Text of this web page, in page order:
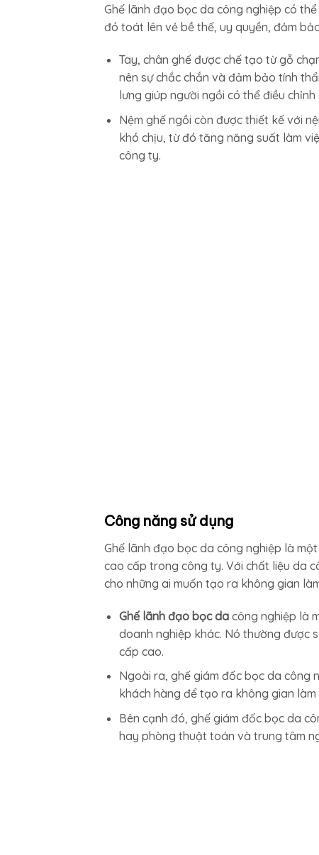
Ghế lãnh đạo bọc da công nghiệp có
đó toát lên vẻ bề thế, uy quyền, đảm
Tay, chân ghế được chế tạo từ gỗ
nên sự chắc chắn và đảm bảo tính
lưng giúp người ngồi có thể điều
Nệm ghế ngồi còn được thiết kế với
khó chịu, từ đó tăng năng suất làm
công ty.
Công năng sử dụng
Ghế lãnh đạo bọc da công nghiệp là
cao cấp trong công ty. Với chất liệu da
cho những ai muốn tạo ra không gian
Ghế lãnh đạo bọc dacông nghiệp là
doanh nghiệp khác. Nó thường được
cấp cao.
Ngoài ra, ghế giám đốc bọc da công
khách hàng để tạo ra không gian
Bên cạnh đó, ghế giám đốc bọc da
hay phòng thuật toán và trung tâm